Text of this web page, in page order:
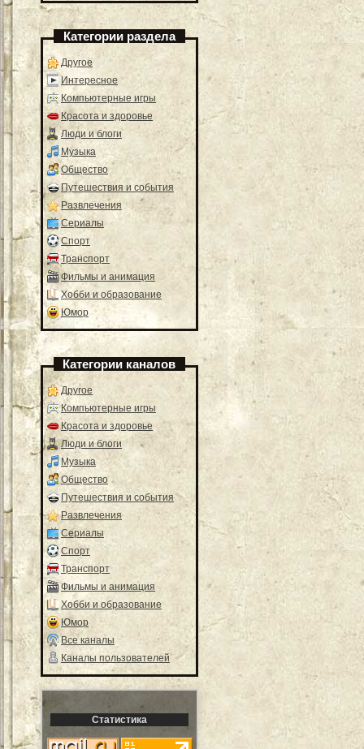
Категории раздела
Другое
Интересное
Компьютерные игры
Красота и здоровье
Люди и блоги
Музыка
Общество
Путешествия и события
Развлечения
Сериалы
Спорт
Транспорт
Фильмы и анимация
Хобби и образование
Юмор
Категории каналов
Другое
Компьютерные игры
Красота и здоровье
Люди и блоги
Музыка
Общество
Путешествия и события
Развлечения
Сериалы
Спорт
Транспорт
Фильмы и анимация
Хобби и образование
Юмор
Все каналы
Каналы пользователей
Статистика